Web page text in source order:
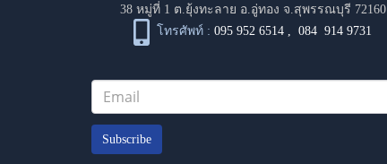
38 หมู่ที่ 1 ต.ยุ้งทะลาย อ.อู่ทอง จ.สุพรรณบุรี 72160
โทรศัพท์ : 095 952 6514 ,084 914 9731
Subscribe